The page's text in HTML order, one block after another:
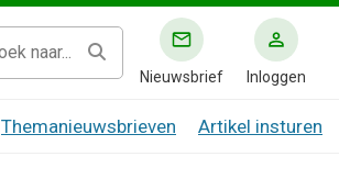
Nieuwsbrief Inloggen
Themanieuwsbrieven Artikel insturen